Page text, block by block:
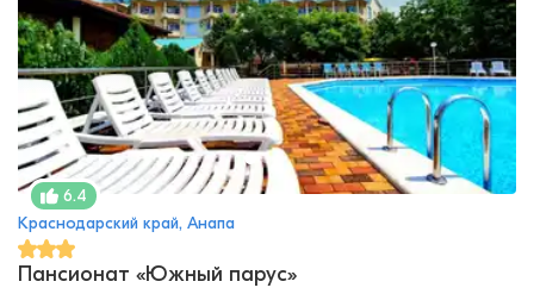
6.4
Краснодарский край, Анапа
Пансионат «Южный парус»